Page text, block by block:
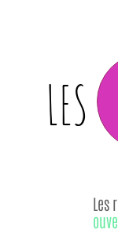
LES
Les